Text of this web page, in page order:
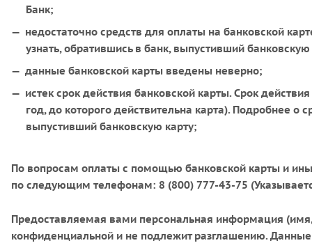
Банк;
недостаточно средств для оплаты на банковской
узнать, обратившись в банк, выпустивший банковскую
данные банковской карты введены неверно;
истек срок действия банковской карты. Срок
год, до которого действительна карта). Подробнее о
выпустивший банковскую карту;
По вопросам оплаты с помощью банковской карты и
по следующим телефонам: 8 (800) 777-43-75
Предоставляемая вами персональная информация
конфиденциальной и не подлежит разглашению.